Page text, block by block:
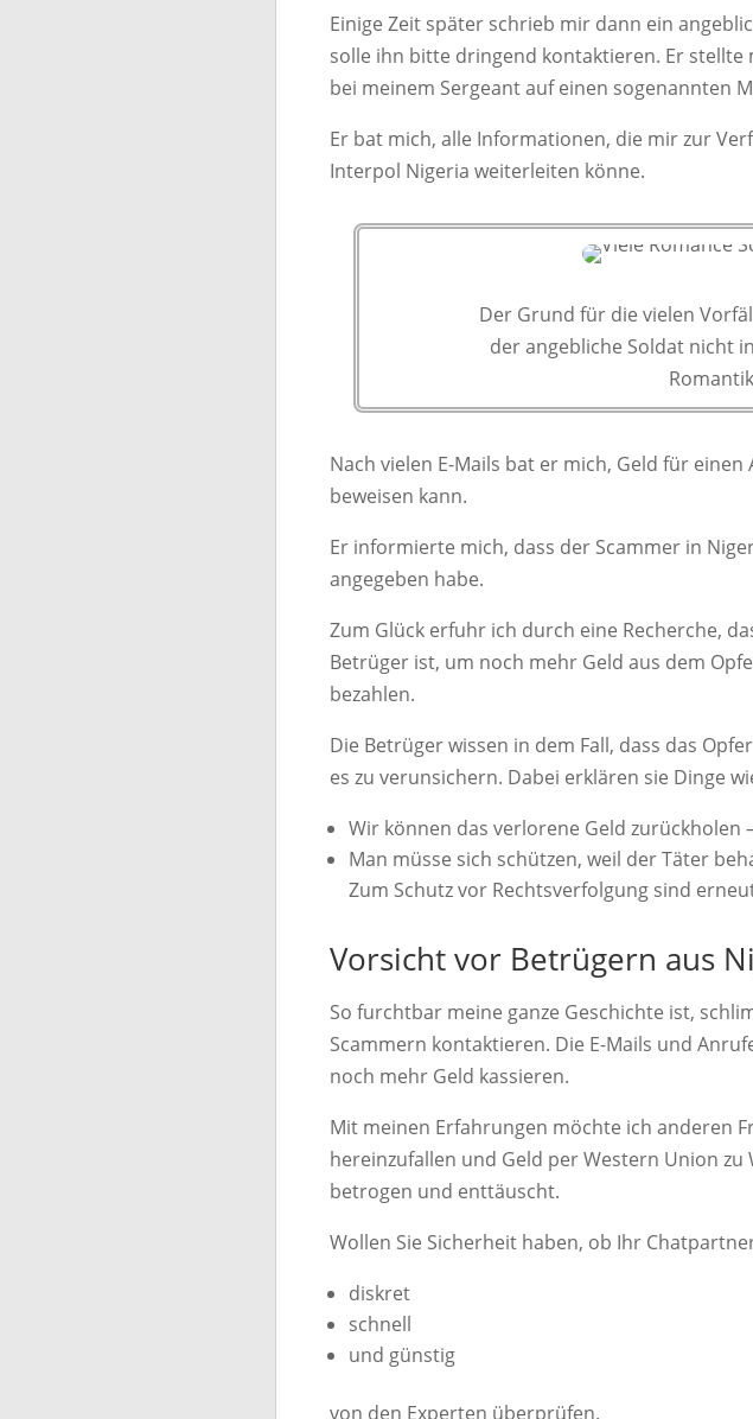
Einige Zeit später schrieb mir dann ein
solle ihn bitte dringend kontaktieren. Er
bei meinem Sergeant auf einen sogenannten
Er bat mich, alle Informationen, die mir zur
Interpol Nigeria weiterleiten könne.
Der Grund für die vielen
der angebliche Soldat nicht
Nach vielen E-Mails bat er mich, Geld für
beweisen kann.
Er informierte mich, dass der Scammer in
angegeben habe.
Zum Glück erfuhr ich durch eine Recherche,
Betrüger ist, um noch mehr Geld aus dem
bezahlen.
Die Betrüger wissen in dem Fall, dass das
es zu verunsichern. Dabei erklären sie Dinge
Wir können das verlorene Geld zurückholen
Man müsse sich schützen, weil der Täter
Zum Schutz vor Rechtsverfolgung sind
Vorsicht vor Betrügern aus
So furchtbar meine ganze Geschichte ist,
Scammern kontaktieren. Die E-Mails und
noch mehr Geld kassieren.
Mit meinen Erfahrungen möchte ich anderen
hereinzufallen und Geld per Western Union
betrogen und enttäuscht.
Wollen Sie Sicherheit haben, ob Ihr
diskret
schnell
und günstig
von den Experten überprüfen.